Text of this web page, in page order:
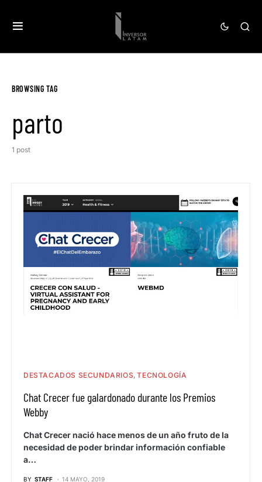
BROWSING TAG
parto
1 post
DESTACADOS SECUNDARIOS TECNOLOGÍA
Chat Crecer fue galardonado durante los Premios
Webby
Chat Crecer nació hace menos de un año fruto de la
necesidad de poder brindar información confiable
a…
BY STAFF 14 MAYO, 2019